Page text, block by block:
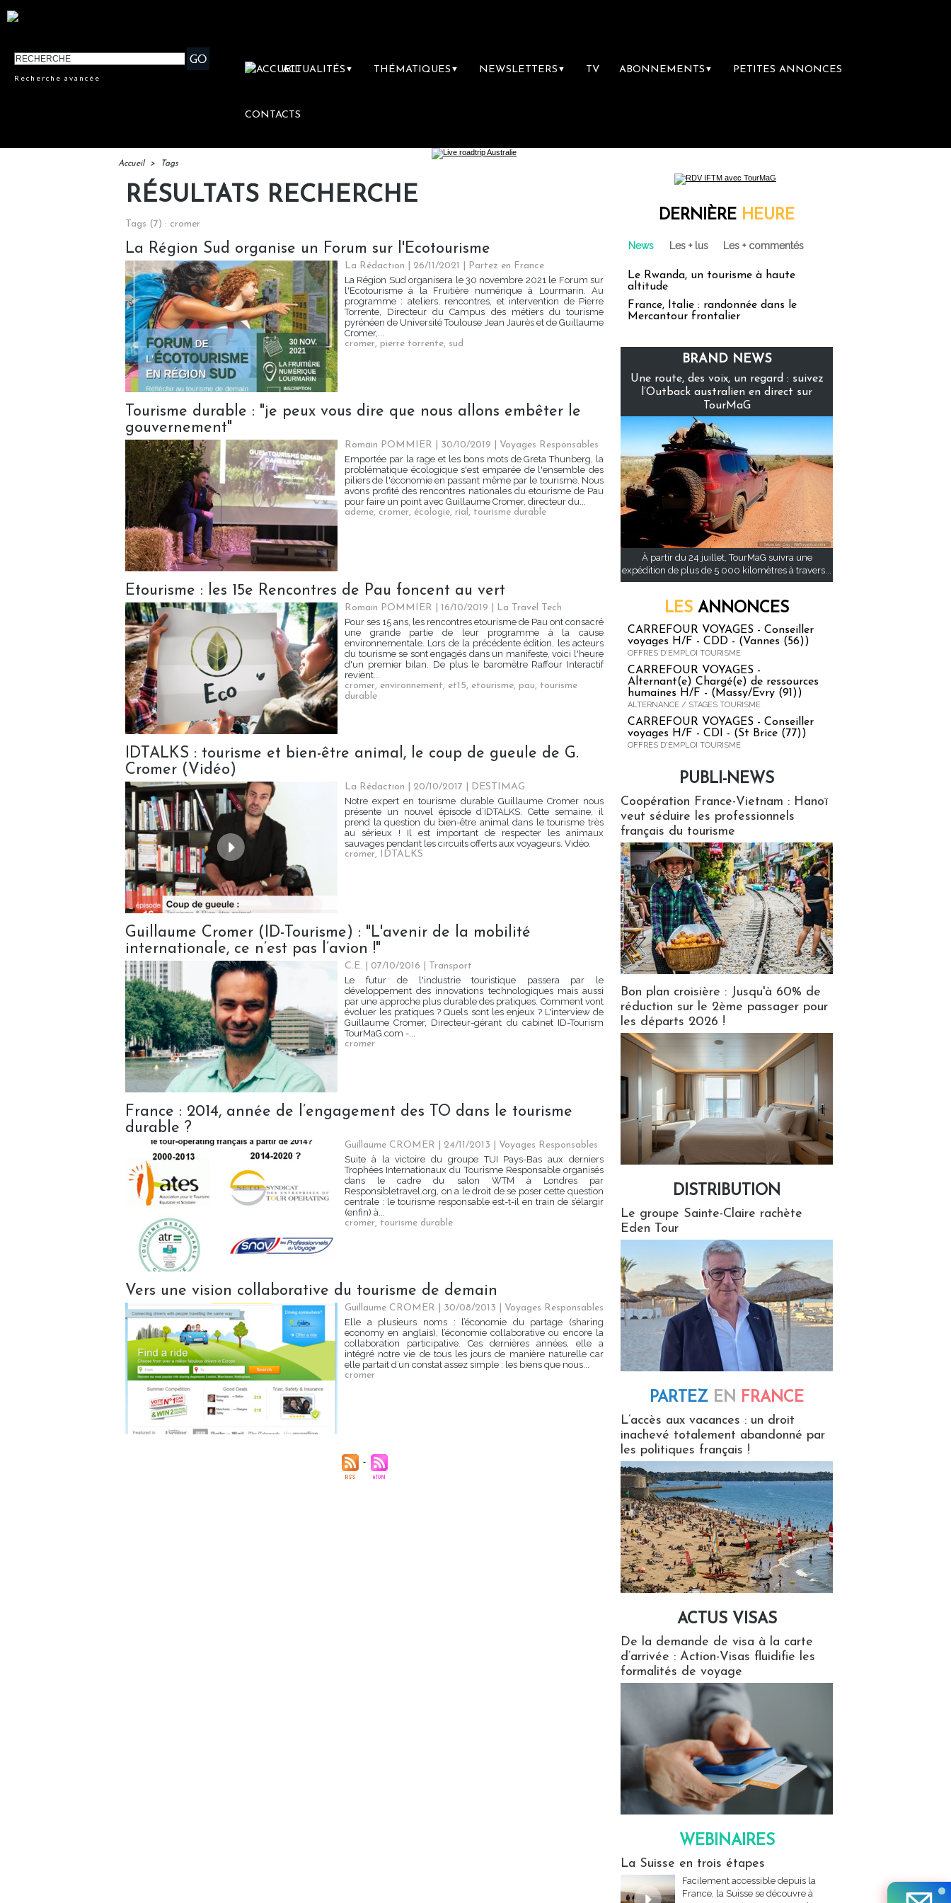
Recherche avancée
ACTUALITÉS ▼ THÉMATIQUES ▼ NEWSLETTERS ▼ TV ABONNEMENTS ▼ PETITES ANNONCES
CONTACTS
Accueil > Tags
RÉSULTATS RECHERCHE
Tags (7) : cromer
La Région Sud organise un Forum sur l'Ecotourisme
La Rédaction | 26/11/2021
Partez en France
La Région Sud organisera le 30 novembre 2021 le Forum sur
l'Ecotourisme à la Fruitière numérique à Lourmarin. Au
programme : ateliers, rencontres, et intervention de Pierre
Torrente, Directeur du Campus des métiers du tourisme
pyrénéen de Université Toulouse Jean Jaurès et de Guillaume
Cromer,...
cromer, pierre torrente, sud
Tourisme durable : "je peux vous dire que nous allons embêter le
gouvernement"
Romain POMMIER | 30/10/2019
Voyages Responsables
Emportée par la rage et les bons mots de Greta Thunberg, la
problématique écologique s'est emparée de l'ensemble des
piliers de l'économie en passant même par le tourisme. Nous
avons profité des rencontres nationales du etourisme de Pau
pour faire un point avec Guillaume Cromer, directeur du...
ademe, cromer, écologie, rial, tourisme durable
Etourisme : les 15e Rencontres de Pau foncent au vert
Romain POMMIER | 16/10/2019
La Travel Tech
Pour ses 15 ans, les rencontres etourisme de Pau ont consacré
une grande partie de leur programme à la cause
environnementale. Lors de la précédente édition, les acteurs
du tourisme se sont engagés dans un manifeste, voici l'heure
d'un premier bilan. De plus le baromètre Raffour Interactif
revient...
cromer, environnement, et15, etourisme, pau, tourisme
durable
IDTALKS : tourisme et bien-être animal, le coup de gueule de G.
Cromer (Vidéo)
La Rédaction | 20/10/2017
DESTIMAG
Notre expert en tourisme durable Guillaume Cromer nous
présente un nouvel épisode d’IDTALKS. Cette semaine, il
prend la question du bien-être animal dans le tourisme très
au sérieux ! Il est important de respecter les animaux
sauvages pendant les circuits offerts aux voyageurs. Vidéo.
cromer, IDTALKS
Guillaume Cromer (ID-Tourisme) : "L'avenir de la mobilité
internationale, ce n’est pas l’avion !"
C.E. | 07/10/2016
Transport
Le futur de l'industrie touristique passera par le
développement des innovations technologiques mais aussi
par une approche plus durable des pratiques. Comment vont
évoluer les pratiques ? Quels sont les enjeux ? L'interview de
Guillaume Cromer, Directeur-gérant du cabinet ID-Tourism
TourMaG.com -...
cromer
France : 2014, année de l’engagement des TO dans le tourisme
durable ?
Guillaume CROMER | 24/11/2013
Voyages Responsables
Suite à la victoire du groupe TUI Pays-Bas aux derniers
Trophées Internationaux du Tourisme Responsable organisés
dans le cadre du salon WTM à Londres par
Responsibletravel.org, on a le droit de se poser cette question
centrale : le tourisme responsable est-t-il en train de s’élargir
(enfin) à...
cromer, tourisme durable
Vers une vision collaborative du tourisme de demain
Guillaume CROMER | 30/08/2013
Voyages Responsables
Elle a plusieurs noms : l’économie du partage (sharing
economy en anglais), l’économie collaborative ou encore la
collaboration participative. Ces dernières années, elle a
intégré notre vie de tous les jours de manière naturelle car
elle partait d’un constat assez simple : les biens que nous...
cromer
DERNIÈRE HEURE
News Les + lus Les + commentés
Le Rwanda, un tourisme à haute
altitude
France, Italie : randonnée dans le
Mercantour frontalier
BRAND NEWS
Une route, des voix, un regard : suivez
l’Outback australien en direct sur
TourMaG
À partir du 24 juillet, TourMaG suivra une
expédition de plus de 5 000 kilomètres à travers...
LES ANNONCES
CARREFOUR VOYAGES - Conseiller
voyages H/F - CDD - (Vannes (56))
OFFRES D'EMPLOI TOURISME
CARREFOUR VOYAGES -
Alternant(e) Chargé(e) de ressources
humaines H/F - (Massy/Evry (91))
ALTERNANCE / STAGES TOURISME
CARREFOUR VOYAGES - Conseiller
voyages H/F - CDI - (St Brice (77))
OFFRES D'EMPLOI TOURISME
PUBLI-NEWS
Coopération France-Vietnam : Hanoï
veut séduire les professionnels
français du tourisme
Bon plan croisière : Jusqu'à 60% de
réduction sur le 2ème passager pour
les départs 2026 !
DISTRIBUTION
Le groupe Sainte-Claire rachète
Eden Tour
PARTEZ EN FRANCE
L’accès aux vacances : un droit
inachevé totalement abandonné par
les politiques français !
ACTUS VISAS
De la demande de visa à la carte
d’arrivée : Action-Visas fluidifie les
formalités de voyage
WEBINAIRES
La Suisse en trois étapes
Facilement accessible depuis la
France, la Suisse se découvre à